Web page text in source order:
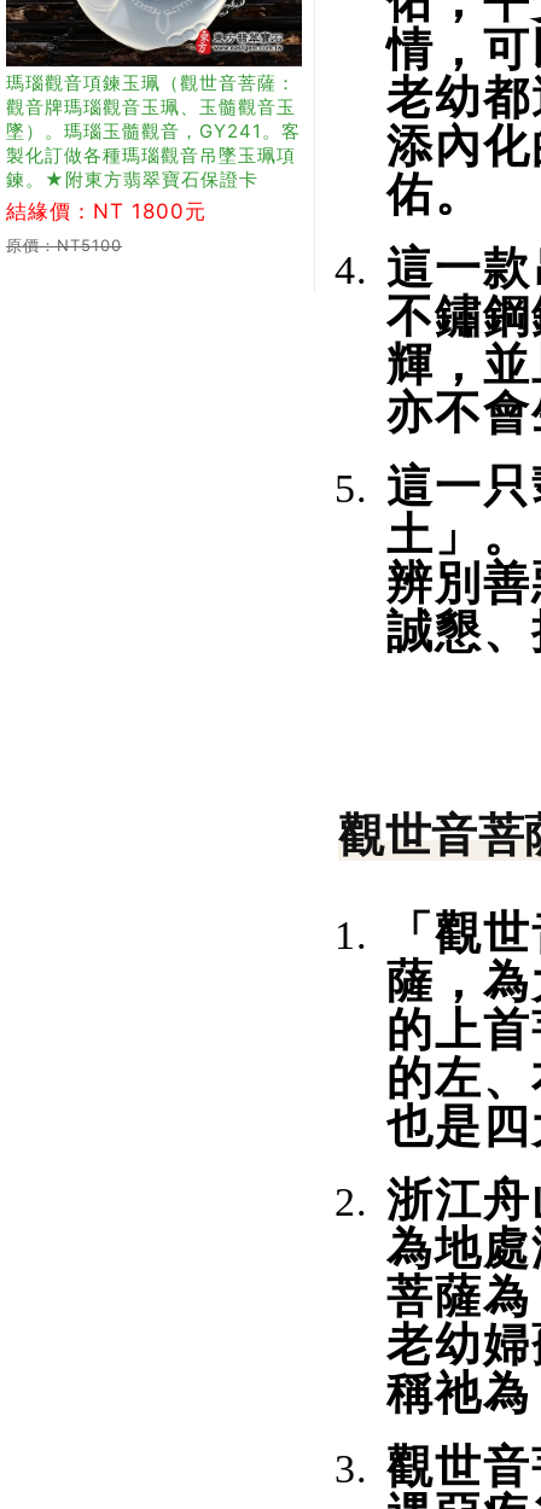
瑪瑙觀音項鍊玉珮（觀世音菩薩：
觀音牌瑪瑙觀音玉珮、玉髓觀音玉
墜）。瑪瑙玉髓觀音，GY241。客
製化訂做各種瑪瑙觀音吊墜玉珮項
鍊。★附東方翡翠寶石保證卡
結緣價：NT 1800元
原價：NT5100
情，
老幼
添內
佑。
這一
不鏽
輝，
亦不
這一
土」
辨別
誠懇
觀世音菩
「觀
薩，
的上
的左
也是
浙江
為地
菩薩
老幼
稱祂
觀世